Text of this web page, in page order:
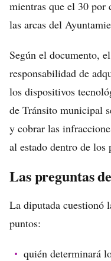
mientras que el 30 por
las arcas del
Según el documento,
responsabilidad de
los dispositivos
de Tránsito municipal
y cobrar las
al estado dentro de los
Las preguntas
La diputada cuestionó
puntos:
quién determinará